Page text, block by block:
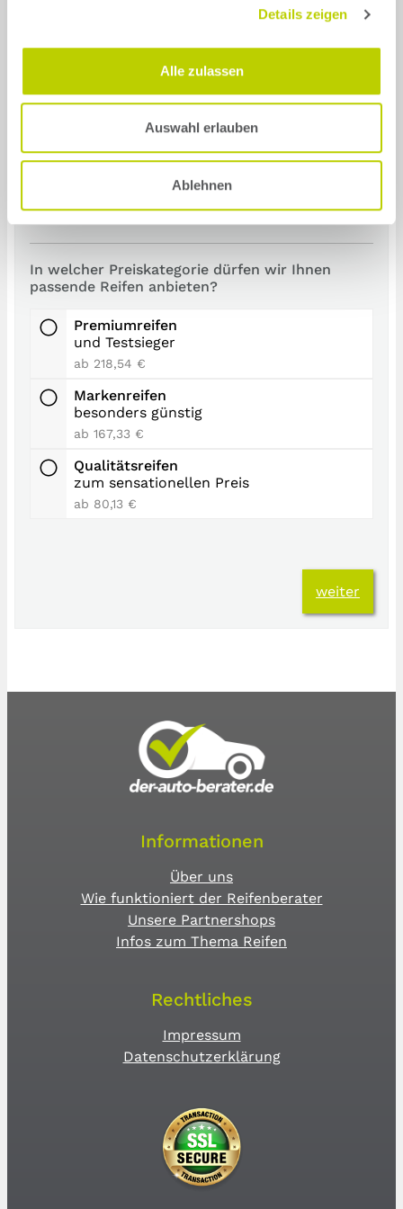
Details zeigen
Alle zulassen
Auswahl erlauben
Ablehnen
Welche Reifeneigenschaften sind Ihnen
besonders wichtig?
Hohe Kraftstoffeffizienz (optimierter
Hoher Komfort und geringe
In welcher Preiskategorie dürfen wir Ihnen
passende Reifen anbieten?
Premiumreifen
und Testsieger
ab 218,54 €
Markenreifen
besonders günstig
ab 167,33 €
Qualitätsreifen
zum sensationellen Preis
ab 80,13 €
weiter
Informationen
Über uns
Wie funktioniert der Reifenberater
Unsere Partnershops
Infos zum Thema Reifen
Rechtliches
Impressum
Datenschutzerklärung